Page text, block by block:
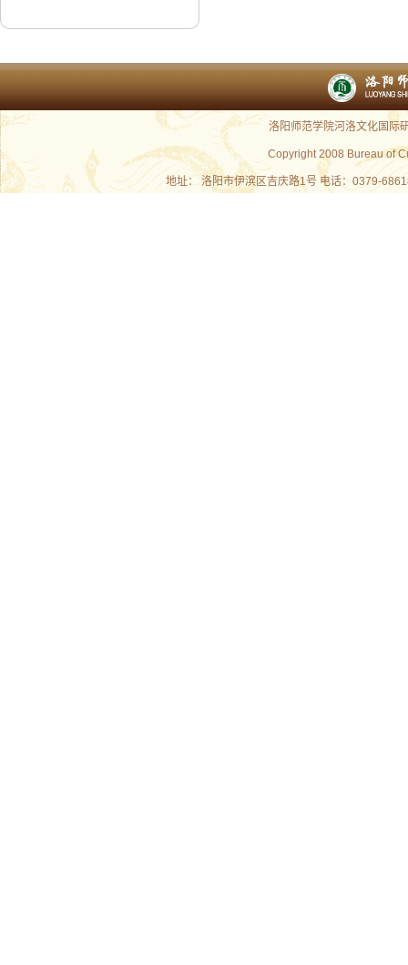
洛阳师范学院河洛文化国
Copyright 2008 Bureau of
地址： 洛阳市伊滨区吉庆路1号 电话：0379-